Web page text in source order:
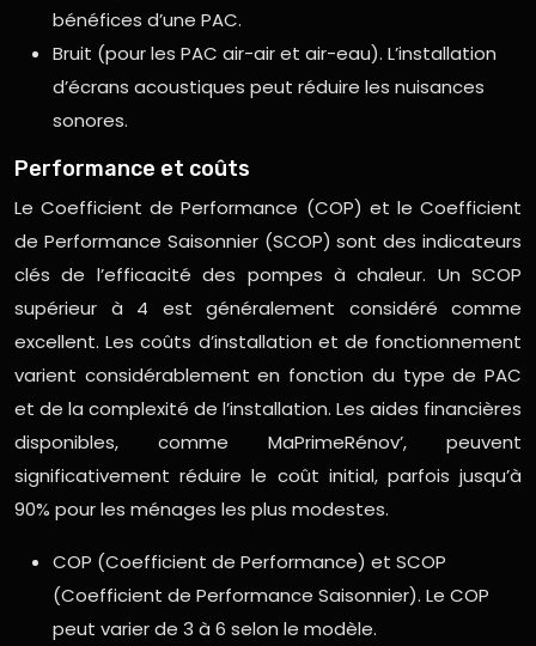
bénéfices d’une PAC.
Bruit (pour les PAC air-air et air-eau). L’installation
d’écrans acoustiques peut réduire les nuisances
sonores.
Performance et coûts
Le Coefficient de Performance (COP) et le Coefficient
de Performance Saisonnier (SCOP) sont des indicateurs
clés de l’efficacité des pompes à chaleur. Un SCOP
supérieur à 4 est généralement considéré comme
excellent. Les coûts d’installation et de fonctionnement
varient considérablement en fonction du type de PAC
et de la complexité de l’installation. Les aides financières
disponibles, comme MaPrimeRénov’, peuvent
significativement réduire le coût initial, parfois jusqu’à
90% pour les ménages les plus modestes.
COP (Coefficient de Performance) et SCOP
(Coefficient de Performance Saisonnier). Le COP
peut varier de 3 à 6 selon le modèle.